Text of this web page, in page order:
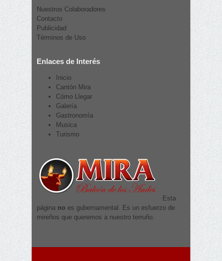
Nuestros Colaboradores
Contacto
Publicidad
Términos de Uso
Enlaces de Interés
Inicio
Cantón Mira
Cómo Llegar
Galería
Gastronomía
Musica
Turismo
Esta
página no es gubernamental. Es un esfuerzo de
mireños que queremos a nuestro terruño.